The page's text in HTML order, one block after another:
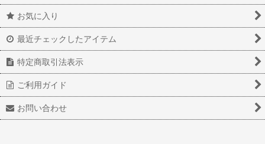
お気に入り
最近チェックしたアイテム
特定商取引法表示
ご利用ガイド
お問い合わせ